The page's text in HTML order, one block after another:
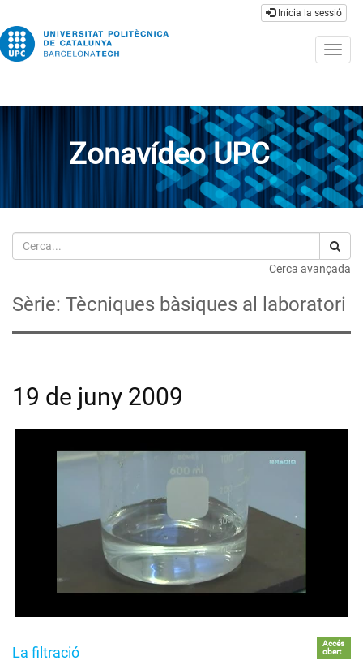
Inicia la sessió
Zonavídeo UPC
Cerca
Cerca avançada
Sèrie: Tècniques bàsiques al laboratori
19 de juny 2009
La filtració
Accés
obert